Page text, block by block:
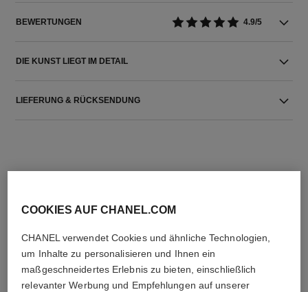
BEWERTUNGEN 4.9/5
DIE KUNST LIEGT IM DETAIL
LIEFERUNG & RÜCKSENDUNG
COOKIES AUF CHANEL.COM
CHANEL verwendet Cookies und ähnliche Technologien,
um Inhalte zu personalisieren und Ihnen ein
maßgeschneidertes Erlebnis zu bieten, einschließlich
relevanter Werbung und Empfehlungen auf unserer